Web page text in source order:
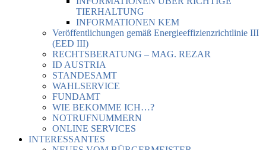
TIERHALTUNG
INFORMATIONEN KEM
Veröffentlichungen gemäß Energieeffizienzrichtlinie III
(EED III)
RECHTSBERATUNG – MAG. REZAR
ID AUSTRIA
STANDESAMT
WAHLSERVICE
FUNDAMT
WIE BEKOMME ICH…?
NOTRUFNUMMERN
ONLINE SERVICES
INTERESSANTES